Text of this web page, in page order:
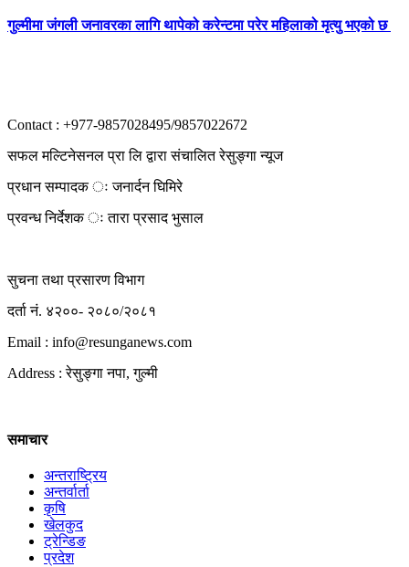
गुल्मीमा जंगली जनावरका लागि थापेको करेन्टमा परेर महिलाको मृत्यु भएको छ
Contact : +977-9857028495/9857022672
सफल मल्टिनेसनल प्रा लि द्वारा संचालित रेसुङ्गा न्यूज
प्रधान सम्पादक ः जनार्दन घिमिरे
प्रवन्ध निर्देशक ः तारा प्रसाद भुसाल
सुचना तथा प्रसारण विभाग
दर्ता नं. ४२००- २०८०/२०८१
Email : info@resunganews.com
Address : रेसुङ्गा नपा, गुल्मी
समाचार
अन्तराष्ट्रिय
अन्तर्वार्ता
कृषि
खेलकुद
ट्रेन्डिङ
प्रदेश